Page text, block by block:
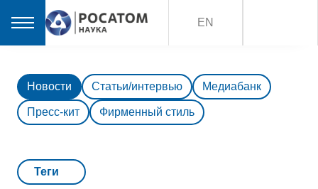
EN
Новости Статьи/интервью Медиабанк
Пресс-кит Фирменный стиль
Teги